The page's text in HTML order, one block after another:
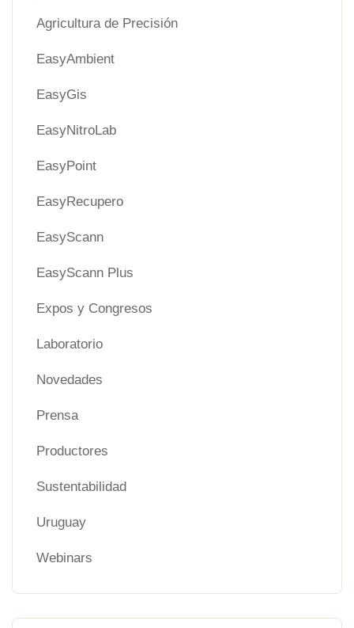
Agricultura de Precisión
EasyAmbient
EasyGis
EasyNitroLab
EasyPoint
EasyRecupero
EasyScann
EasyScann Plus
Expos y Congresos
Laboratorio
Novedades
Prensa
Productores
Sustentabilidad
Uruguay
Webinars